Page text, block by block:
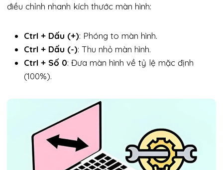
điều chỉnh nhanh kích thước màn hình:
Ctrl + Dấu (+): Phóng to màn hình.
Ctrl + Dấu (-): Thu nhỏ màn hình.
Ctrl + Số 0: Đưa màn hình về tỷ lệ mặc định
(100%).